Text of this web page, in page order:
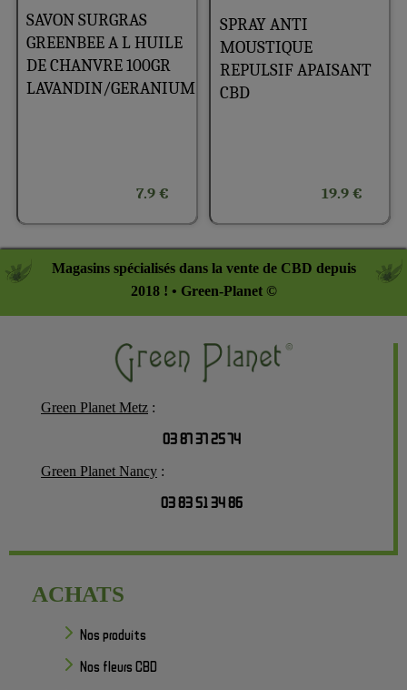
SAVON SURGRAS
GREENBEE A L HUILE
DE CHANVRE 100GR
LAVANDIN/GERANIUM
7.9 €
SPRAY ANTI
MOUSTIQUE
REPULSIF APAISANT
CBD
19.9 €
Magasins spécialisés dans la vente de CBD depuis
2018 ! • Green-Planet ©
Green Planet Metz :
03 87 37 25 74
Green Planet Nancy :
03 83 51 34 86
ACHATS
Nos produits
Nos fleurs CBD